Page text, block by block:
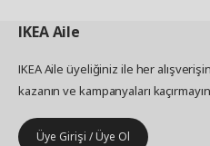
IKEAAile
IKEA Aile üyeliğiniz ile her
kazanın ve kampanyaları
Üye Girişi / Üye Ol